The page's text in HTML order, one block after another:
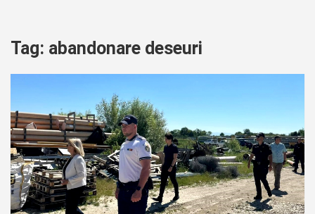
Tag: abandonare deseuri